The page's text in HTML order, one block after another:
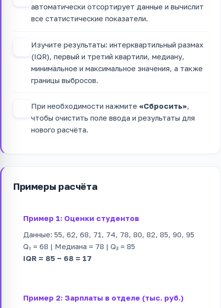
автоматически отсортирует данные и вычислит
все статистические показатели.
Изучите результаты: интерквартильный размах
(IQR), первый и третий квартили, медиану,
минимальное и максимальное значения, а также
границы выбросов.
При необходимости нажмите «Сбросить»,
чтобы очистить поле ввода и результаты для
нового расчёта.
Примеры расчёта
Пример 1: Оценки студентов
Данные: 55, 62, 68, 71, 74, 78, 80, 82, 85, 90, 95
Q₁ = 68 | Медиана = 78 | Q₃ = 85
IQR = 85 − 68 = 17
Пример 2: Зарплаты в отделе (тыс. руб.)